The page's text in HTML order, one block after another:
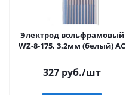
Электрод вольфрамовый
WZ-8-175, 3.2мм (белый) АC
327 руб./шт